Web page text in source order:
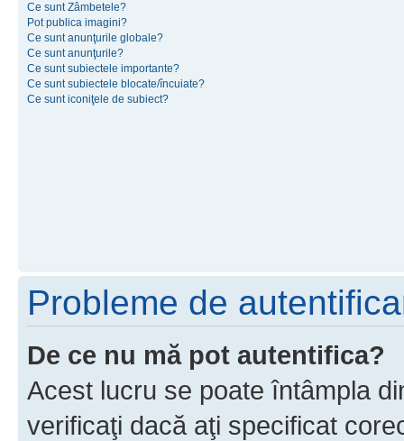
Ce sunt Zâmbetele?
Pot publica imagini?
Ce sunt anunţurile globale?
Ce sunt anunţurile?
Ce sunt subiectele importante?
Ce sunt subiectele blocate/încuiate?
Ce sunt iconiţele de subiect?
Probleme de
De ce nu mă pot autentifica?
Acest lucru se poate întâmpla
verificaţi dacă aţi specificat